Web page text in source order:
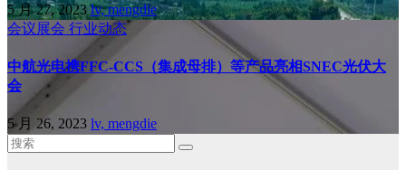
5 月 27, 2023lv, mengdie
会议展会 行业动态
中航光电携FFC-CCS（集成母排）等产品亮相SNEC光伏大
会
5 月 26, 2023 lv, mengdie